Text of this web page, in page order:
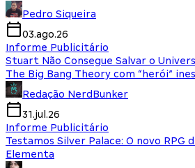
Pedro Siqueira
03.ago.26
Informe Publicitário
Stuart Não Consegue Salvar o
The Big Bang Theory com “herói”
Redação NerdBunker
31.jul.26
Informe Publicitário
Testamos Silver Palace: O novo RPG
Elementa